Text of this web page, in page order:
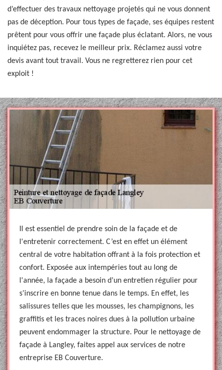
d’effectuer des travaux nettoyage projetés qui ne vous donnent
pas de déception. Pour tous types de façade, ses équipes restent
prêtent pour vous offrir une façade plus éclatant. Alors, ne vous
inquiétez pas, recevez le meilleur prix. Réclamez aussi votre
devis avant tout travail. Vous ne regretterez rien pour cet
exploit !
Il est essentiel de prendre soin de la façade et de
l'entretenir correctement. C’est en effet un élément
central de votre habitation offrant à la fois protection et
confort. Exposée aux intempéries tout au long de
l'année, la façade a besoin d’un entretien régulier pour
s’inscrire en bonne tenue dans le temps. En effet, les
salissures telles que les mousses, les champignons, les
graffitis et les traces noires dues à la pollution urbaine
peuvent endommager la structure. Pour le nettoyage de
façade à Langley, faites appel aux services de notre
entreprise EB Couverture.